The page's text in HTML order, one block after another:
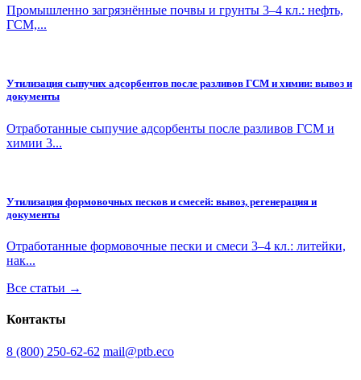
Промышленно загрязнённые почвы и грунты 3–4 кл.: нефть,
ГСМ,...
Утилизация сыпучих адсорбентов после разливов ГСМ и химии: вывоз и
документы
Отработанные сыпучие адсорбенты после разливов ГСМ и
химии 3...
Утилизация формовочных песков и смесей: вывоз, регенерация и
документы
Отработанные формовочные пески и смеси 3–4 кл.: литейки,
нак...
Все статьи →
Контакты
8 (800) 250-62-62 mail@ptb.eco